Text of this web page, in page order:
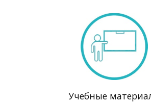
Учебные